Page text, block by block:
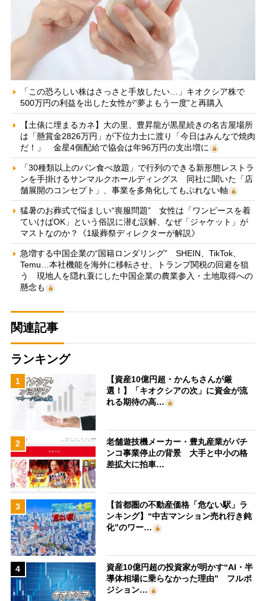
「この恐ろしい株はさっさと手放したい…」キオクシア株で
500万円の利益を出した女性が“夢よもう一度”と再購入
【土俵に埋まるカネ】大の里、豊昇龍が黒星続きの名古屋場所
は「懸賞金2826万円」が下位力士に渡り「今日はみんなで焼肉
だ！」 金星4個配給で協会は年96万円の支出増に
「30種類以上のパン食べ放題」で行列のできる新形態レストラ
ンを手掛けるサンマルクホールディングス 同社に聞いた「店
舗展開のコンセプト」、事業を多角化してもぶれない軸
猛暑のお葬式で悩ましい“喪服問題” 女性は「ワンピースを着
ていけばOK」という俗説に潜む誤解、なぜ「ジャケット」が
マストなのか？《1級葬祭ディレクターが解説》
急増する中国企業の“国籍ロンダリング” SHEIN、TikTok、
Temu…本社機能を海外に移転させ、トランプ関税の回避を狙
う 現地人を隠れ蓑にした中国企業の農業参入・土地取得への
懸念も
関連記事
ランキング
1
【資産10億円超・かんちさんが厳
選！】「キオクシアの次」に資金が流
れる期待の高…
2
老舗遊技機メーカー・豊丸産業がパチ
ンコ事業停止の背景 大手と中小の格
差拡大に拍車…
3
【首都圏の不動産価格「危ない駅」ラ
ンキング】“中古マンション売れ行き鈍
化”のワー…
4
資産10億円超の投資家が明かす“AI・半
導体相場に乗らなかった理由” フルポ
ジション…